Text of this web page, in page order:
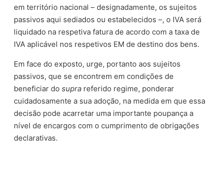
em território nacional – designadamente, os sujeitos
passivos aqui sediados ou estabelecidos –, o IVA será
liquidado na respetiva fatura de acordo com a taxa de
IVA aplicável nos respetivos EM de destino dos bens.
Em face do exposto, urge, portanto aos sujeitos
passivos, que se encontrem em condições de
beneficiar dosupra referido regime, ponderar
cuidadosamente a sua adoção, na medida em que essa
decisão pode acarretar uma importante poupança a
nível de encargos com o cumprimento de obrigações
declarativas.